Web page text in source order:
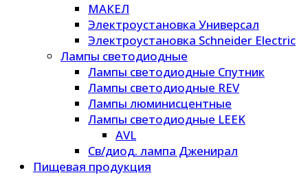
МАКЕЛ
Электроустановка Универсал
Электроустановка Schneider Electric
Лампы светодиодные
Лампы светодиодные Спутник
Лампы светодиодные REV
Лампы люминисцентные
Лампы светодиодные LEEK
AVL
Св/диод. лампа Дженирал
Пищевая продукция